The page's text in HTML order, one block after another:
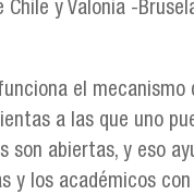
y Valonia -
el
a las que uno
son abiertas, y eso
y los académicos